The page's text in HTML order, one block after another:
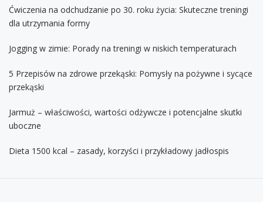
Ćwiczenia na odchudzanie po 30. roku życia: Skuteczne treningi
dla utrzymania formy
Jogging w zimie: Porady na treningi w niskich temperaturach
5 Przepisów na zdrowe przekąski: Pomysły na pożywne i sycące
przekąski
Jarmuż – właściwości, wartości odżywcze i potencjalne skutki
uboczne
Dieta 1500 kcal – zasady, korzyści i przykładowy jadłospis